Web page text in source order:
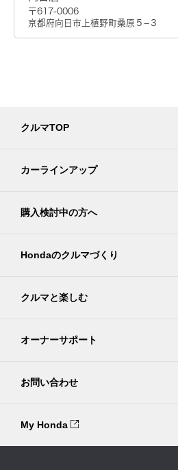
〒617-0006
京都府向日市上植野町桑原５−３
クルマTOP
カーラインアップ
購入検討中の方へ
Hondaのクルマづくり
クルマと楽しむ
オーナーサポート
お問い合わせ
My Honda